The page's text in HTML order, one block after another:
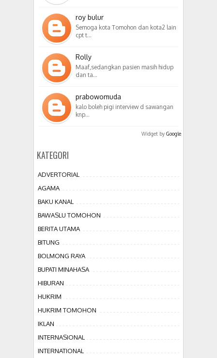
roy bulur
Semoga kota Tomohon dan kota2 lain
cpt t…
Rolly
Maaf,sedangkan pasien masih hidup
dan ta…
prabowomuda
kalo boleh pigi interview d sawangan
knp…
Widget by Google
KATEGORI
ADVERTORIAL
AGAMA
BAKU KANAL
BAWASLU TOMOHON
BERITA UTAMA
BITUNG
BOLMONG RAYA
BUPATI MINAHASA
HIBURAN
HUKRIM
HUKRIM TOMOHON
IKLAN
INTERNASIONAL
INTERNATIONAL